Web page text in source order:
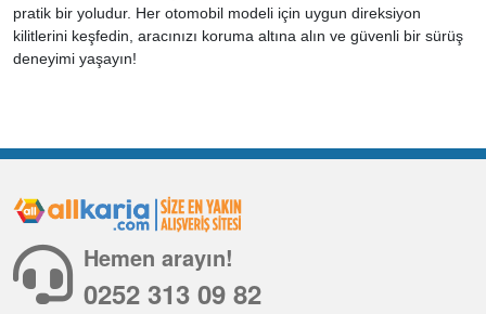
pratik bir yoludur. Her otomobil modeli için uygun direksiyon
kilitlerini keşfedin, aracınızı koruma altına alın ve güvenli bir sürüş
deneyimi yaşayın!
Hemen arayın!
0252 313 09 82